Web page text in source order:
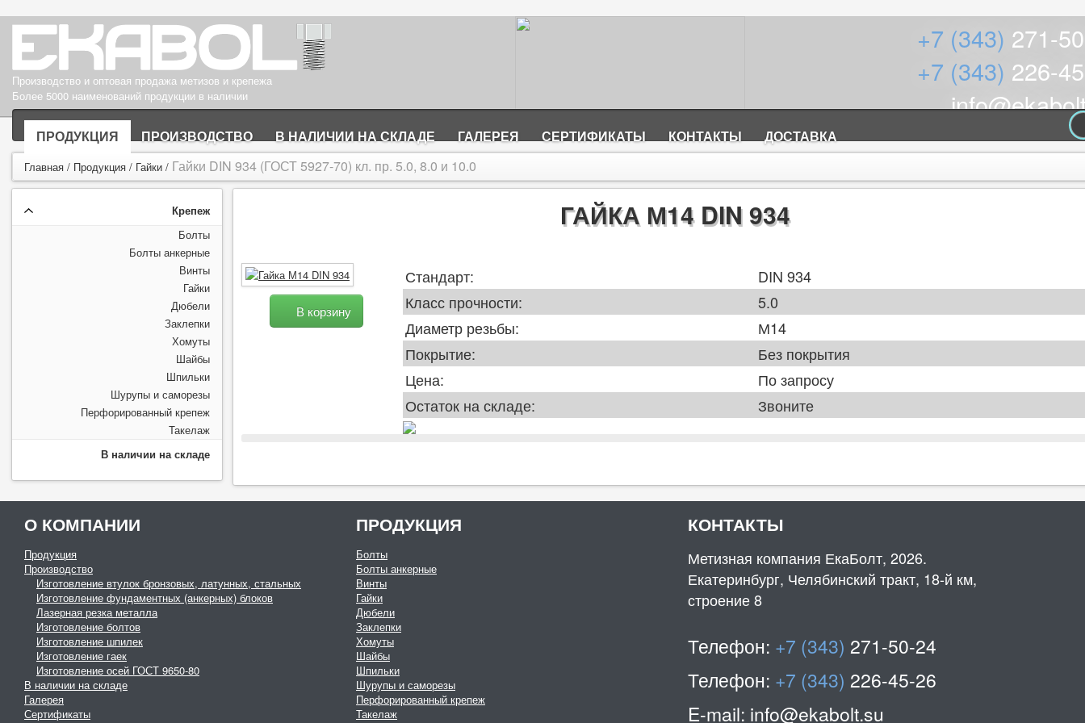
Производство и оптовая продажа метизов и крепежа
Более 5000 наименований продукции в наличии
+7 (343) 271-
+7 (343) 226-
ПРОДУКЦИЯ ПРОИЗВОДСТВО В НАЛИЧИИ НА СКЛАДЕ ГАЛЕРЕЯ СЕРТИФИКАТЫ КОНТАКТЫ ДОСТАВКА
Главная / Продукция / Гайки / Гайки DIN 934 (ГОСТ 5927-70) кл. пр. 5.0, 8.0 и 10.0
Крепеж
Болты
Болты анкерные
Винты
Гайки
Дюбели
Заклепки
Хомуты
Шайбы
Шпильки
Шурупы и саморезы
Перфорированный крепеж
Такелаж
В наличии на складе
ГАЙКА М14 DIN 934
В корзину
Стандарт:
DIN 934
Класс прочности:
5.0
Диаметр резьбы:
М14
Покрытие:
Без покрытия
Цена:
По запросу
Остаток на складе:
Звоните
О КОМПАНИИ
Продукция
Производство
Изготовление втулок бронзовых, латунных, стальных
Изготовление фундаментных (анкерных) блоков
Лазерная резка металла
Изготовление болтов
Изготовление шпилек
Изготовление гаек
Изготовление осей ГОСТ 9650-80
В наличии на складе
Галерея
Сертификаты
ПРОДУКЦИЯ
Болты
Болты анкерные
Винты
Гайки
Дюбели
Заклепки
Хомуты
Шайбы
Шпильки
Шурупы и саморезы
Перфорированный крепеж
Такелаж
КОНТАКТЫ
Метизная компания ЕкаБолт, 2026.
Екатеринбург, Челябинский тракт, 18-й км,
строение 8
Телефон: +7 (343) 271-50-24
Телефон: +7 (343) 226-45-26
E-mail: info@ekabolt.su